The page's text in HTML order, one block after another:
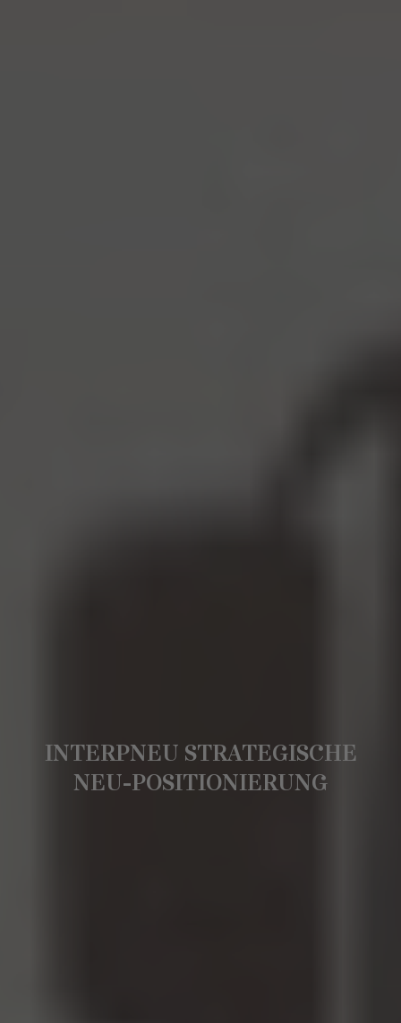
INTERPNEU STRATEGISCHE
NEU-POSITIONIERUNG